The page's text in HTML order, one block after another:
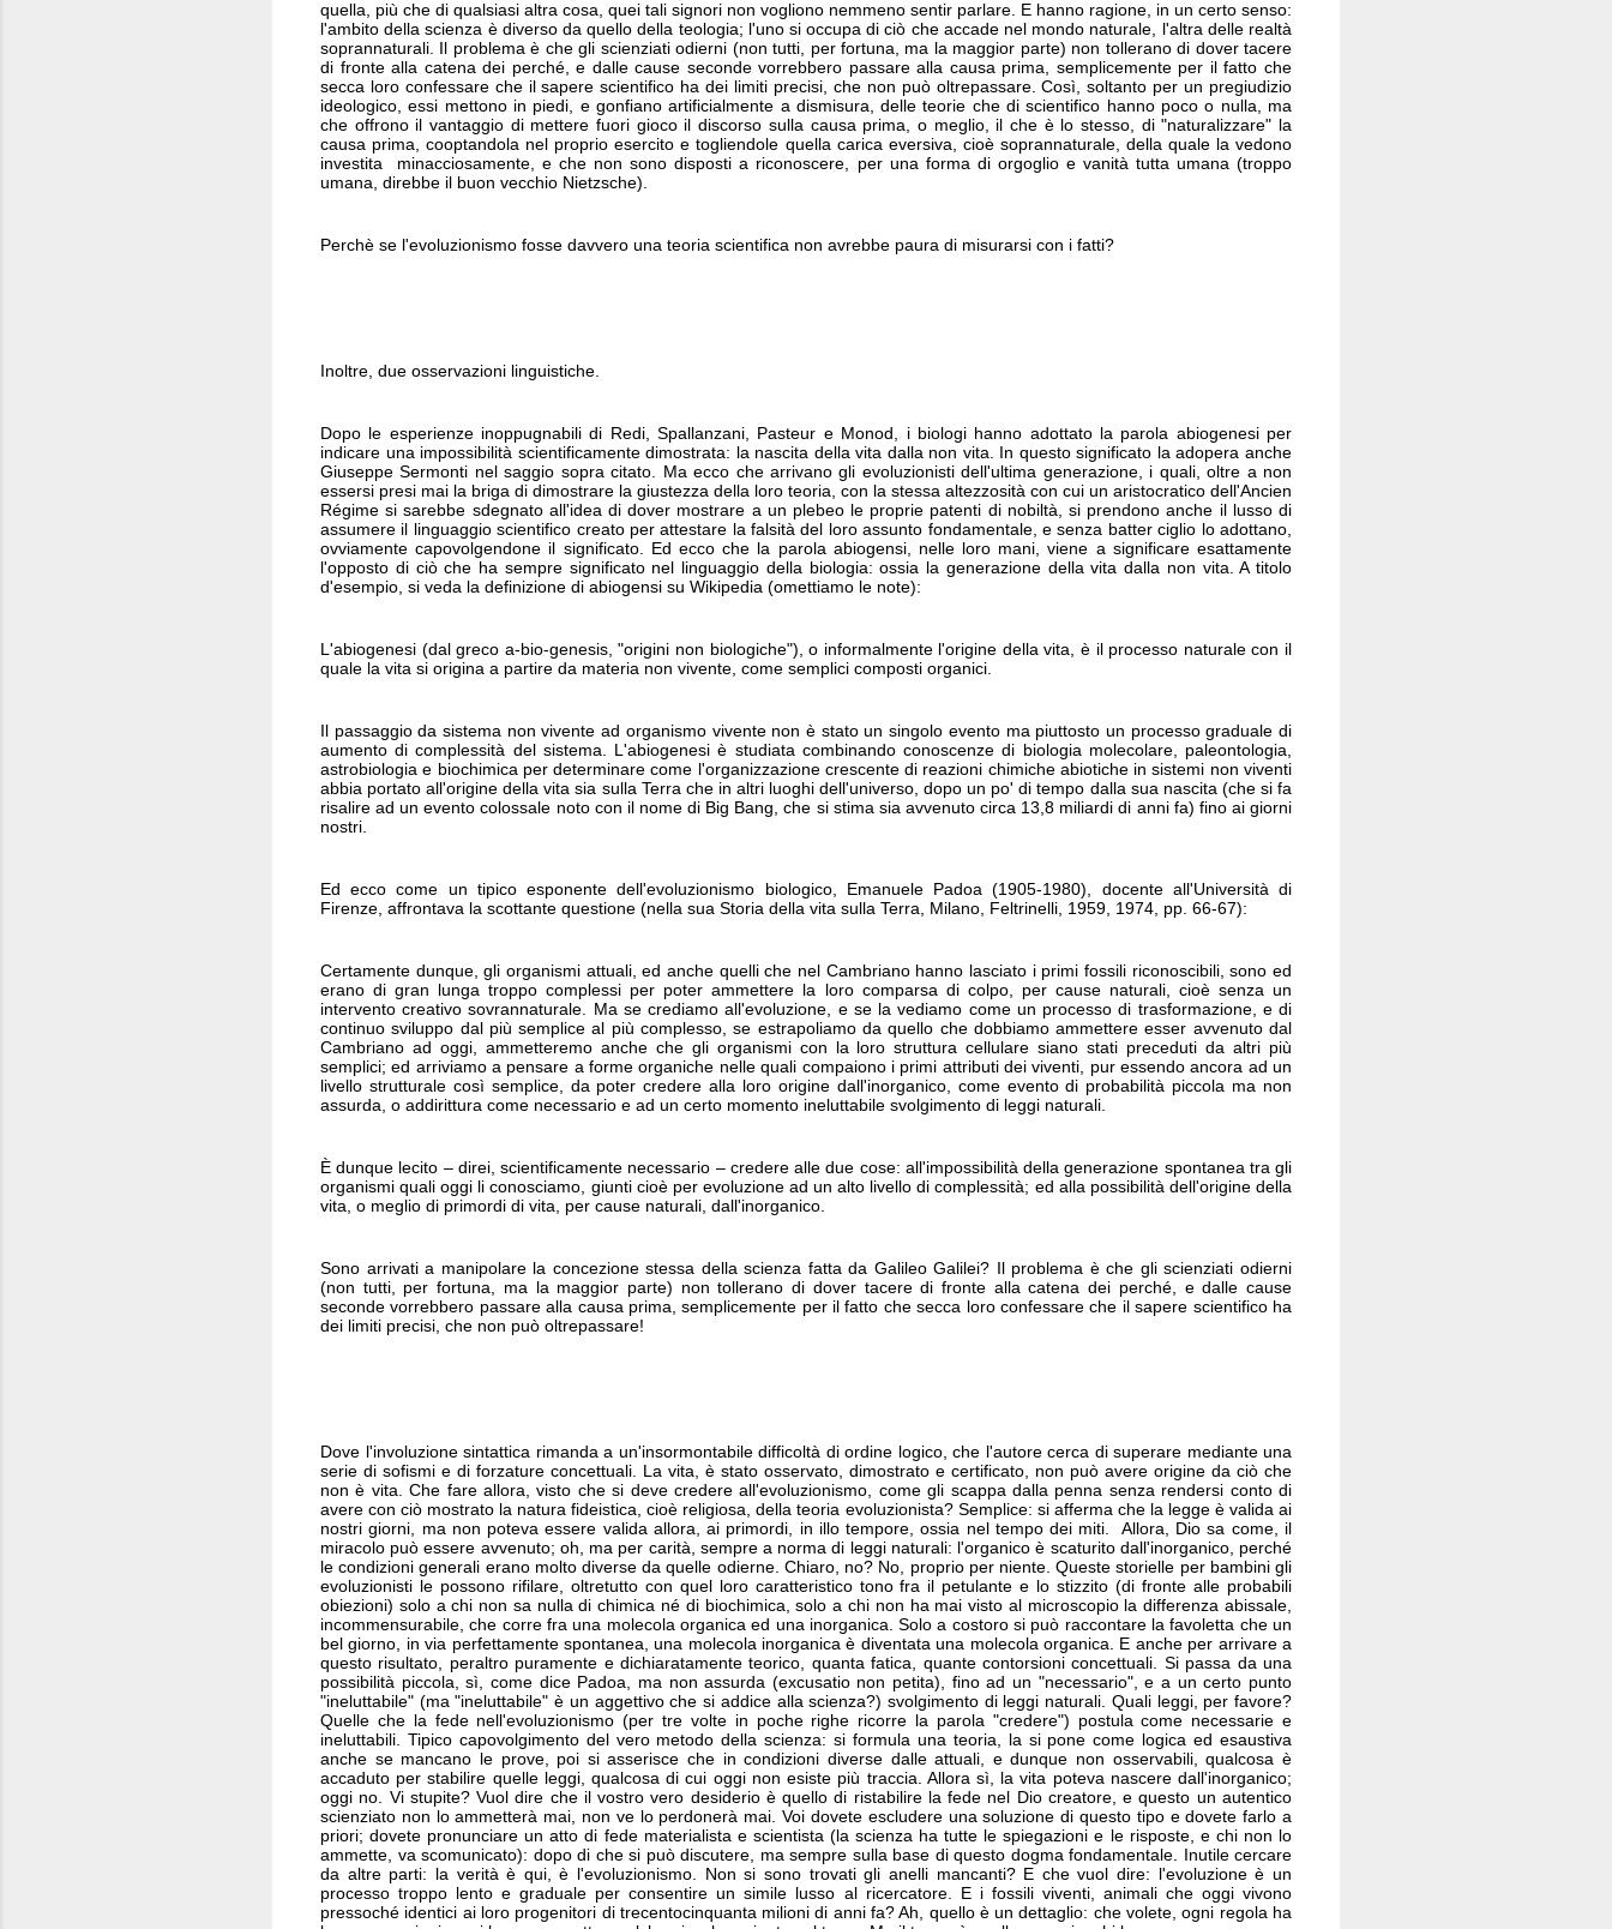
quella, più che di qualsiasi altra cosa, quei tali signori non vogliono nemmeno sentir parlare. E hanno ragione, in un certo senso:
l'ambito della scienza è diverso da quello della teologia; l'uno si occupa di ciò che accade nel mondo naturale, l'altra delle realtà
soprannaturali. Il problema è che gli scienziati odierni (non tutti, per fortuna, ma la maggior parte) non tollerano di dover tacere
di fronte alla catena dei perché, e dalle cause seconde vorrebbero passare alla causa prima, semplicemente per il fatto che
secca loro confessare che il sapere scientifico ha dei limiti precisi, che non può oltrepassare. Così, soltanto per un pregiudizio
ideologico, essi mettono in piedi, e gonfiano artificialmente a dismisura, delle teorie che di scientifico hanno poco o nulla, ma
che offrono il vantaggio di mettere fuori gioco il discorso sulla causa prima, o meglio, il che è lo stesso, di "naturalizzare" la
causa prima, cooptandola nel proprio esercito e togliendole quella carica eversiva, cioè soprannaturale, della quale la vedono
investita minacciosamente, e che non sono disposti a riconoscere, per una forma di orgoglio e vanità tutta umana (troppo
umana, direbbe il buon vecchio Nietzsche).
Perchè se l'evoluzionismo fosse davvero una teoria scientifica non avrebbe paura di misurarsi con i fatti?
Inoltre, due osservazioni linguistiche.
Dopo le esperienze inoppugnabili di Redi, Spallanzani, Pasteur e Monod, i biologi hanno adottato la parola abiogenesi per
indicare una impossibilità scientificamente dimostrata: la nascita della vita dalla non vita. In questo significato la adopera anche
Giuseppe Sermonti nel saggio sopra citato. Ma ecco che arrivano gli evoluzionisti dell'ultima generazione, i quali, oltre a non
essersi presi mai la briga di dimostrare la giustezza della loro teoria, con la stessa altezzosità con cui un aristocratico dell'Ancien
Régime si sarebbe sdegnato all'idea di dover mostrare a un plebeo le proprie patenti di nobiltà, si prendono anche il lusso di
assumere il linguaggio scientifico creato per attestare la falsità del loro assunto fondamentale, e senza batter ciglio lo adottano,
ovviamente capovolgendone il significato. Ed ecco che la parola abiogensi, nelle loro mani, viene a significare esattamente
l'opposto di ciò che ha sempre significato nel linguaggio della biologia: ossia la generazione della vita dalla non vita. A titolo
d'esempio, si veda la definizione di abiogensi su Wikipedia (omettiamo le note):
L'abiogenesi (dal greco a-bio-genesis, "origini non biologiche"), o informalmente l'origine della vita, è il processo naturale con il
quale la vita si origina a partire da materia non vivente, come semplici composti organici.
Il passaggio da sistema non vivente ad organismo vivente non è stato un singolo evento ma piuttosto un processo graduale di
aumento di complessità del sistema. L'abiogenesi è studiata combinando conoscenze di biologia molecolare, paleontologia,
astrobiologia e biochimica per determinare come l'organizzazione crescente di reazioni chimiche abiotiche in sistemi non viventi
abbia portato all'origine della vita sia sulla Terra che in altri luoghi dell'universo, dopo un po' di tempo dalla sua nascita (che si fa
risalire ad un evento colossale noto con il nome di Big Bang, che si stima sia avvenuto circa 13,8 miliardi di anni fa) fino ai giorni
nostri.
Ed ecco come un tipico esponente dell'evoluzionismo biologico, Emanuele Padoa (1905-1980), docente all'Università di
Firenze, affrontava la scottante questione (nella sua Storia della vita sulla Terra, Milano, Feltrinelli, 1959, 1974, pp. 66-67):
Certamente dunque, gli organismi attuali, ed anche quelli che nel Cambriano hanno lasciato i primi fossili riconoscibili, sono ed
erano di gran lunga troppo complessi per poter ammettere la loro comparsa di colpo, per cause naturali, cioè senza un
intervento creativo sovrannaturale. Ma se crediamo all'evoluzione, e se la vediamo come un processo di trasformazione, e di
continuo sviluppo dal più semplice al più complesso, se estrapoliamo da quello che dobbiamo ammettere esser avvenuto dal
Cambriano ad oggi, ammetteremo anche che gli organismi con la loro struttura cellulare siano stati preceduti da altri più
semplici; ed arriviamo a pensare a forme organiche nelle quali compaiono i primi attributi dei viventi, pur essendo ancora ad un
livello strutturale così semplice, da poter credere alla loro origine dall'inorganico, come evento di probabilità piccola ma non
assurda, o addirittura come necessario e ad un certo momento ineluttabile svolgimento di leggi naturali.
È dunque lecito – direi, scientificamente necessario – credere alle due cose: all'impossibilità della generazione spontanea tra gli
organismi quali oggi li conosciamo, giunti cioè per evoluzione ad un alto livello di complessità; ed alla possibilità dell'origine della
vita, o meglio di primordi di vita, per cause naturali, dall'inorganico.
Sono arrivati a manipolare la concezione stessa della scienza fatta da Galileo Galilei? Il problema è che gli scienziati odierni
(non tutti, per fortuna, ma la maggior parte) non tollerano di dover tacere di fronte alla catena dei perché, e dalle cause
seconde vorrebbero passare alla causa prima, semplicemente per il fatto che secca loro confessare che il sapere scientifico ha
dei limiti precisi, che non può oltrepassare!
Dove l'involuzione sintattica rimanda a un'insormontabile difficoltà di ordine logico, che l'autore cerca di superare mediante una
serie di sofismi e di forzature concettuali. La vita, è stato osservato, dimostrato e certificato, non può avere origine da ciò che
non è vita. Che fare allora, visto che si deve credere all'evoluzionismo, come gli scappa dalla penna senza rendersi conto di
avere con ciò mostrato la natura fideistica, cioè religiosa, della teoria evoluzionista? Semplice: si afferma che la legge è valida ai
nostri giorni, ma non poteva essere valida allora, ai primordi, in illo tempore, ossia nel tempo dei miti. Allora, Dio sa come, il
miracolo può essere avvenuto; oh, ma per carità, sempre a norma di leggi naturali: l'organico è scaturito dall'inorganico, perché
le condizioni generali erano molto diverse da quelle odierne. Chiaro, no? No, proprio per niente. Queste storielle per bambini gli
evoluzionisti le possono rifilare, oltretutto con quel loro caratteristico tono fra il petulante e lo stizzito (di fronte alle probabili
obiezioni) solo a chi non sa nulla di chimica né di biochimica, solo a chi non ha mai visto al microscopio la differenza abissale,
incommensurabile, che corre fra una molecola organica ed una inorganica. Solo a costoro si può raccontare la favoletta che un
bel giorno, in via perfettamente spontanea, una molecola inorganica è diventata una molecola organica. E anche per arrivare a
questo risultato, peraltro puramente e dichiaratamente teorico, quanta fatica, quante contorsioni concettuali. Si passa da una
possibilità piccola, sì, come dice Padoa, ma non assurda (excusatio non petita), fino ad un "necessario", e a un certo punto
"ineluttabile" (ma "ineluttabile" è un aggettivo che si addice alla scienza?) svolgimento di leggi naturali. Quali leggi, per favore?
Quelle che la fede nell'evoluzionismo (per tre volte in poche righe ricorre la parola "credere") postula come necessarie e
ineluttabili. Tipico capovolgimento del vero metodo della scienza: si formula una teoria, la si pone come logica ed esaustiva
anche se mancano le prove, poi si asserisce che in condizioni diverse dalle attuali, e dunque non osservabili, qualcosa è
accaduto per stabilire quelle leggi, qualcosa di cui oggi non esiste più traccia. Allora sì, la vita poteva nascere dall'inorganico;
oggi no. Vi stupite? Vuol dire che il vostro vero desiderio è quello di ristabilire la fede nel Dio creatore, e questo un autentico
scienziato non lo ammetterà mai, non ve lo perdonerà mai. Voi dovete escludere una soluzione di questo tipo e dovete farlo a
priori; dovete pronunciare un atto di fede materialista e scientista (la scienza ha tutte le spiegazioni e le risposte, e chi non lo
ammette, va scomunicato): dopo di che si può discutere, ma sempre sulla base di questo dogma fondamentale. Inutile cercare
da altre parti: la verità è qui, è l'evoluzionismo. Non si sono trovati gli anelli mancanti? E che vuol dire: l'evoluzione è un
processo troppo lento e graduale per consentire un simile lusso al ricercatore. E i fossili viventi, animali che oggi vivono
pressoché identici ai loro progenitori di trecentocinquanta milioni di anni fa? Ah, quello è un dettaglio: che volete, ogni regola ha